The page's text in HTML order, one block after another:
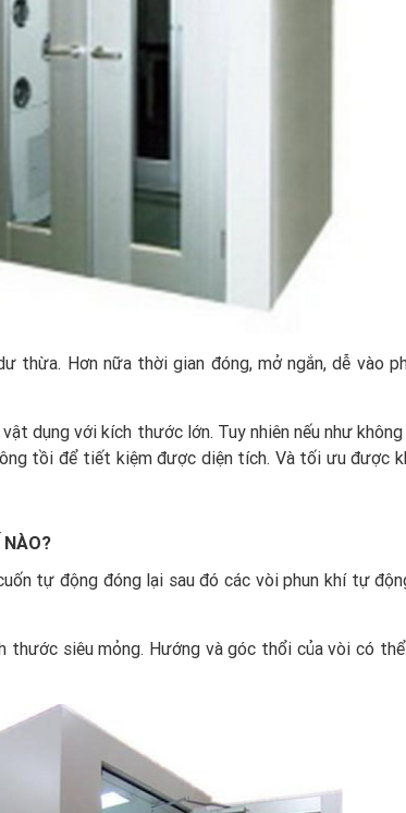
thừa. Hơn nữa thời gian đóng, mở ngắn, dễ vào
dụng với kích thước lớn. Tuy nhiên nếu như
tồi để tiết kiệm được diện tích. Và tối ưu được
NÀO?
tự động đóng lại sau đó các vòi phun khí tự
siêu mỏng. Hướng và góc thổi của vòi có